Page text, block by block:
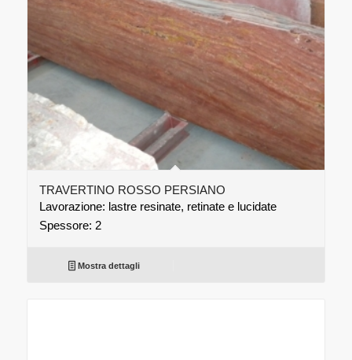
TRAVERTINO ROSSO PERSIANO
Lavorazione: lastre resinate, retinate e lucidate
Spessore: 2
Mostra dettagli